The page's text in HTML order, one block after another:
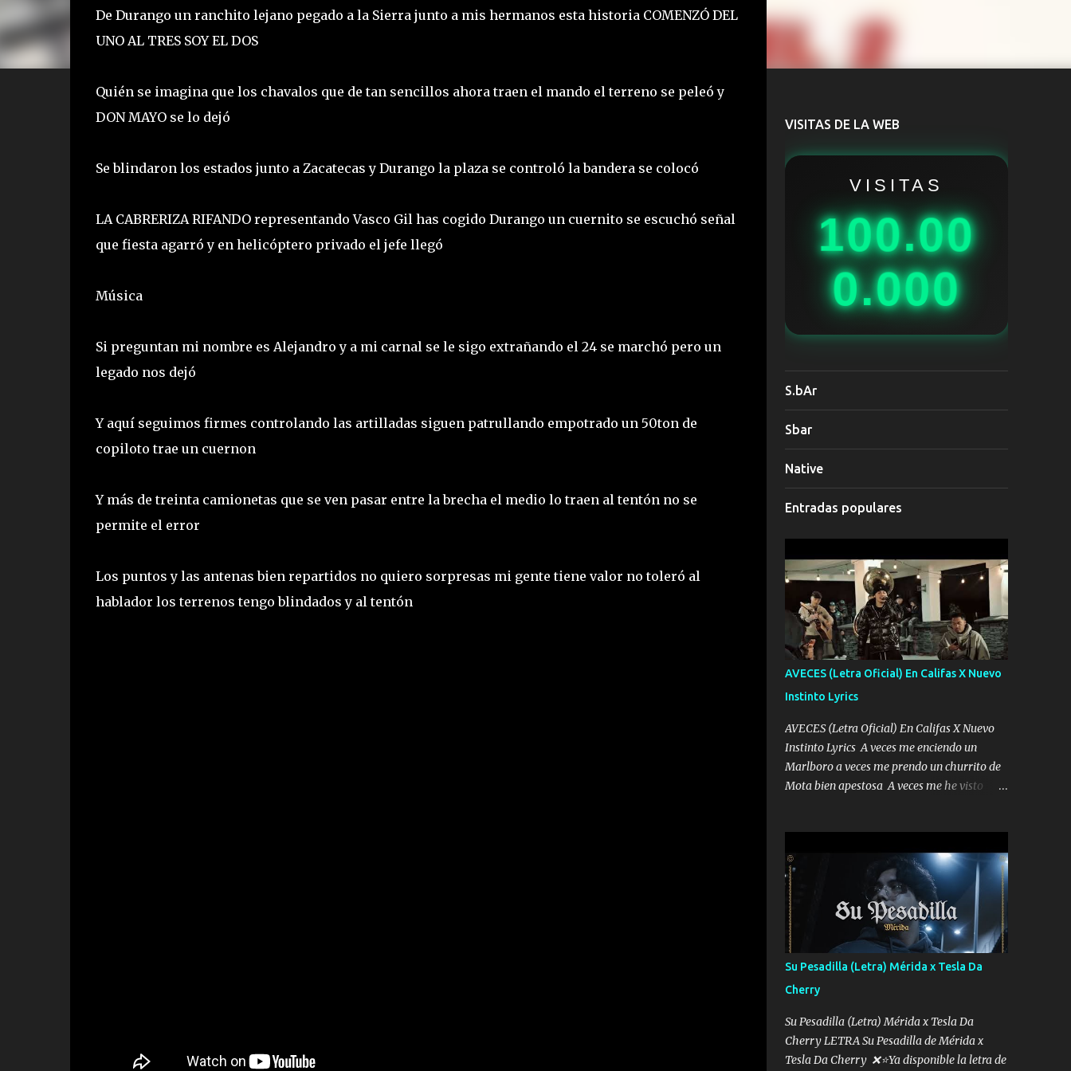
De Durango un ranchito lejano pegado a la Sierra junto a mis hermanos esta historia COMENZÓ DEL
UNO AL TRES SOY EL DOS
Quién se imagina que los chavalos que de tan sencillos ahora traen el mando el terreno se peleó y
DON MAYO se lo dejó
Se blindaron los estados junto a Zacatecas y Durango la plaza se controló la bandera se colocó
LA CABRERIZA RIFANDO representando Vasco Gil has cogido Durango un cuernito se escuchó señal
que fiesta agarró y en helicóptero privado el jefe llegó
Música
Si preguntan mi nombre es Alejandro y a mi carnal se le sigo extrañando el 24 se marchó pero un
legado nos dejó
Y aquí seguimos firmes controlando las artilladas siguen patrullando empotrado un 50ton de
copiloto trae un cuernon
Y más de treinta camionetas que se ven pasar entre la brecha el medio lo traen al tentón no se
permite el error
Los puntos y las antenas bien repartidos no quiero sorpresas mi gente tiene valor no toleró al
hablador los terrenos tengo blindados y al tentón
VISITAS DE LA WEB
VISITAS
100.00
0.000
S.bAr
Sbar
Native
Entradas populares
AVECES (Letra Oficial) En Califas X Nuevo
Instinto Lyrics
AVECES (Letra Oficial) En Califas X Nuevo
Instinto Lyrics A veces me enciendo un
Marlboro a veces me prendo un churrito de
Mota bien apestosa A veces me he visto
me mandó yo tengo el control a todos yo les
paro el dedo soy hocicon un malcriado un
malandrón Que Les importa no saben nada
falsas las risas las que me miran hay gente
corriente no quieren verte subir de level
trucha mis plebes Música A veces me pongo
un sombrero a veces me ven la cachucha de
lado con la mirada siempre en alto A veces
me fajó una super o a veces me fajó una
Glock siempre armado todas las
generaciones yo traigo El chiste es que hago
Su Pesadilla (Letra) Mérida x Tesla Da
Cherry
Su Pesadilla (Letra) Mérida x Tesla Da
Cherry LETRA Su Pesadilla de Mérida x
Tesla Da Cherry ❌⭐Ya disponible la letra de